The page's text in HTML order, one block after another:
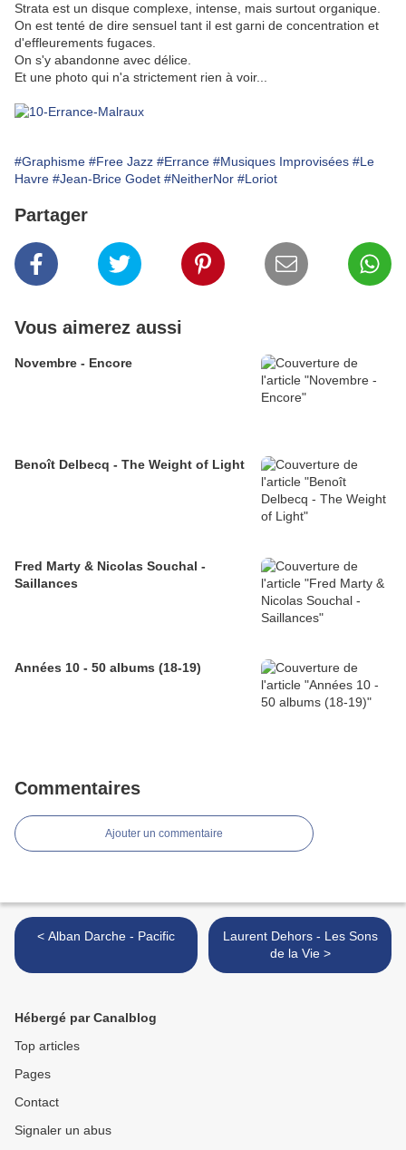
Strata est un disque complexe, intense, mais surtout organique.
On est tenté de dire sensuel tant il est garni de concentration et
d'effleurements fugaces.
On s'y abandonne avec délice.
Et une photo qui n'a strictement rien à voir...
#Graphisme #Free Jazz #Errance #Musiques Improvisées #Le
Havre #Jean-Brice Godet #NeitherNor #Loriot
Partager
Vous aimerez aussi
Novembre - Encore
Benoît Delbecq - The Weight of Light
Fred Marty & Nicolas Souchal -
Saillances
Années 10 - 50 albums (18-19)
Commentaires
Ajouter un commentaire
< Alban Darche - Pacific
Laurent Dehors - Les Sons
de la Vie >
Hébergé par Canalblog
Top articles
Pages
Contact
Signaler un abus